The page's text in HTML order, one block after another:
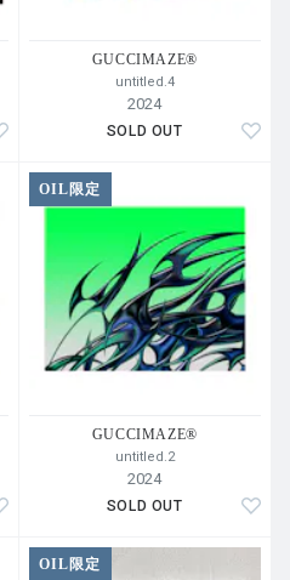
GUCCIMAZE®︎
untitled.4
2024
SOLD OUT
OIL限定
GUCCIMAZE®︎
untitled.2
2024
SOLD OUT
OIL限定